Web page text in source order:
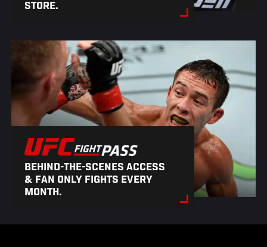
STORE.
BEHIND-THE-SCENES ACCESS
& FAN ONLY FIGHTS EVERY
MONTH.